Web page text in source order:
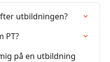
utbildningen?
PT?
på en utbildning